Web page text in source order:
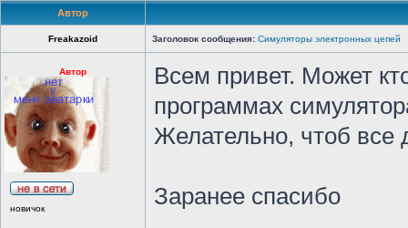
Автор
Freakazoid Заголовок сообщения: Симуляторы электронных цепей
Автор
новичок
Всем привет. Может
программах
Желательно, чтоб все
Заранее спасибо